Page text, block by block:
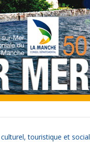
culturel, touristique et social